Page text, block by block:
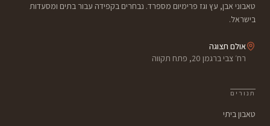
טאבוני אבן, עץ וגז פרימיום מספרד. נבחרים בקפידה עבור בתים ומסעדות
בישראל.
אולם תצוגה
רח׳ צבי ברגמן 20, פתח תקווה
תנורים
טאבון ביתי